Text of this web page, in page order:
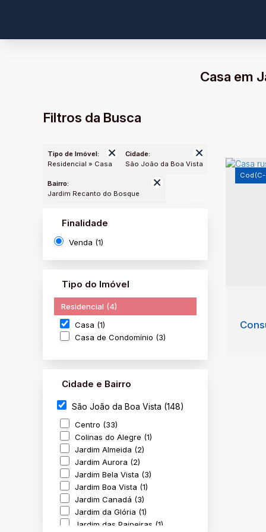
Casa em
Filtros da Busca
Tipo de Imóvel:
Residencial » Casa
Cidade:
São João da Boa Vista
Bairro:
Jardim Recanto do Bosque
Finalidade
Venda (1)
Tipo do Imóvel
Residencial (4)
Casa (1)
Casa de Condomínio (3)
Cidade e Bairro
São João da Boa Vista (148)
Centro (33)
Colinas do Alegre (1)
Jardim Almeida (2)
Jardim Aurora (2)
Jardim Bela Vista (3)
Jardim Boa Vista (1)
Jardim Canadá (3)
Jardim da Glória (1)
Jardim das Paineiras (1)